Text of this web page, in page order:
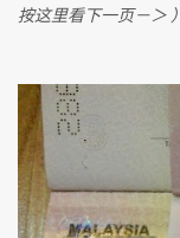
按这里看下一页－＞ ）